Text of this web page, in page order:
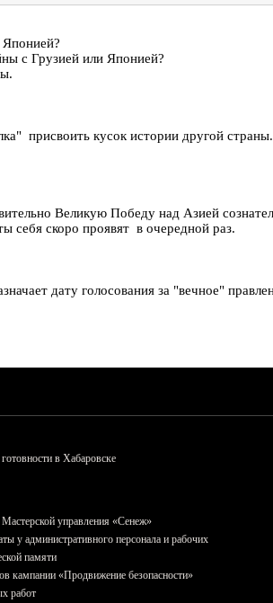
с Грузией или Японией?
присвоить кусок истории другой
Великую Победу над Азией
скоро проявят в очередной раз.
дату голосования за "вечное"
в Хабаровске
управления «Сенеж»
у административного персонала и рабочих
памяти
кампании «Продвижение безопасности»
работ